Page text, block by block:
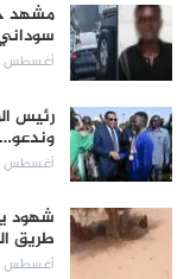
مشهد
أغسطس 6, 2026
رئيس
وندعو…
أغسطس 6, 2026
طريق
أغسطس 6, 2026